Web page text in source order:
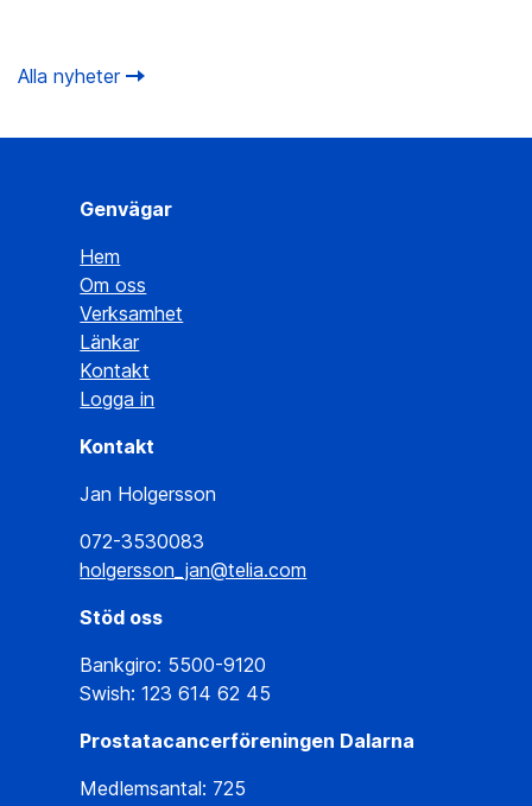
Alla nyheter
Genvägar
Hem
Om oss
Verksamhet
Länkar
Kontakt
Logga in
Kontakt
Jan Holgersson
072-3530083
holgersson_jan@telia.com
Stöd oss
Bankgiro: 5500-9120
Swish: 123 614 62 45
Prostatacancerföreningen Dalarna
Medlemsantal: 725